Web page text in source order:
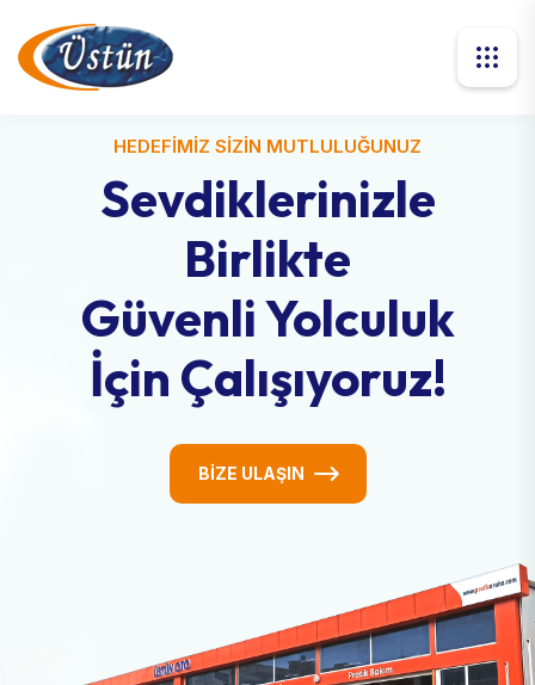
HEDEFİMİZ SİZİN MUTLULUĞUNUZ
Sevdiklerinizle
Birlikte
Güvenli Yolculuk
İçin Çalışıyoruz!
BİZE ULAŞIN